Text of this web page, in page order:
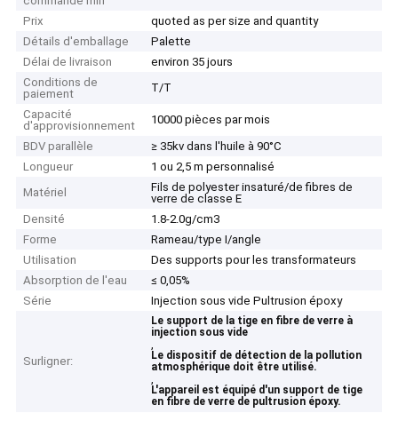
Prix
quoted as per size and quantity
Détails d'emballage
Palette
Délai de livraison
environ 35 jours
Conditions de
paiement
T/T
Capacité
d'approvisionnement
10000 pièces par mois
BDV parallèle
≥ 35kv dans l'huile à 90°C
Longueur
1 ou 2,5 m personnalisé
Matériel
Fils de polyester insaturé/de fibres de
verre de classe E
Densité
1.8-2.0g/cm3
Forme
Rameau/type I/angle
Utilisation
Des supports pour les transformateurs
Absorption de l'eau
≤ 0,05%
Série
Injection sous vide Pultrusion époxy
Surligner:
Le support de la tige en fibre de verre à
injection sous vide
,
Le dispositif de détection de la pollution
atmosphérique doit être utilisé.
,
L'appareil est équipé d'un support de tige
en fibre de verre de pultrusion époxy.